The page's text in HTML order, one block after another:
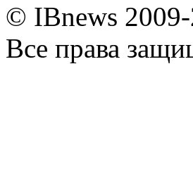
© IBnews
Все права